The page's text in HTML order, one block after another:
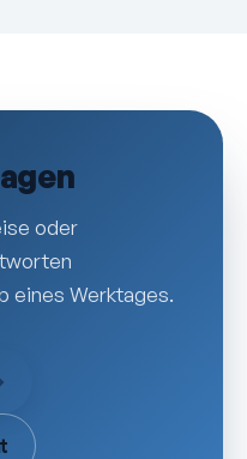
oder
eines Werktages.